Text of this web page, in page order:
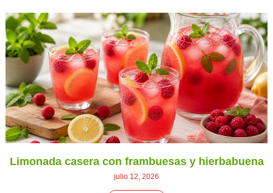
Limonada casera con frambuesas y hierbabuena
julio 12, 2026